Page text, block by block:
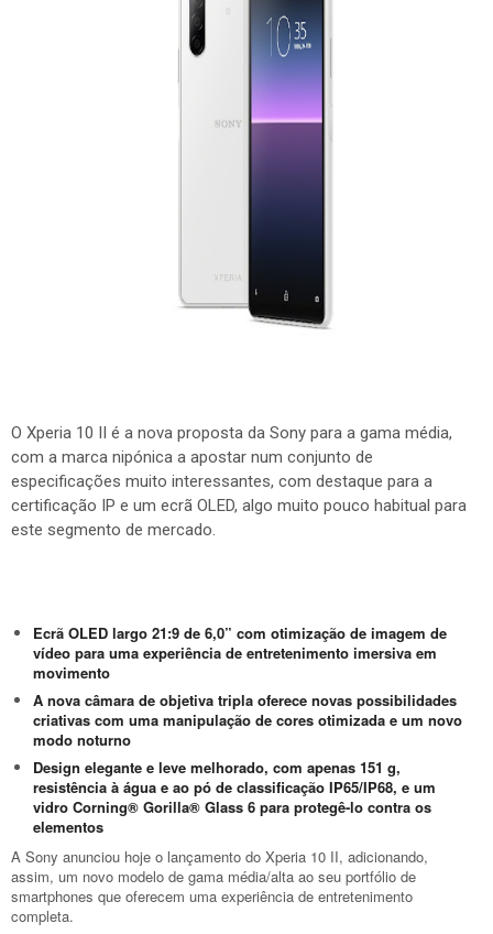
O Xperia 10 II é a nova proposta da Sony para a gama média,
com a marca nipónica a apostar num conjunto de
especificações muito interessantes, com destaque para a
certificação IP e um ecrã OLED, algo muito pouco habitual para
este segmento de mercado.
Ecrã OLED largo 21:9 de 6,0” com otimização de imagem de
vídeo para uma experiência de entretenimento imersiva em
movimento
A nova câmara de objetiva tripla oferece novas possibilidades
criativas com uma manipulação de cores otimizada e um novo
modo noturno
Design elegante e leve melhorado, com apenas 151 g,
resistência à água e ao pó de classificação IP65/IP68, e um
vidro Corning® Gorilla® Glass 6 para protegê-lo contra os
elementos
A Sony anunciou hoje o lançamento do Xperia 10 II, adicionando,
assim, um novo modelo de gama média/alta ao seu portfólio de
smartphones que oferecem uma experiência de entretenimento
completa.